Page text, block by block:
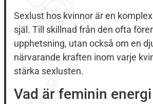
Sexlust hos kvinnor är en
själ. Till skillnad från den ofta
upphetsning, utan också om en
närvarande kraften inom varje
stärka sexlusten.
Vad är feminin